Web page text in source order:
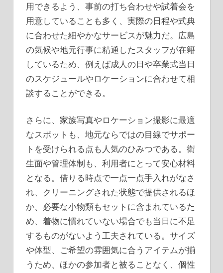
用できるよう、事前の打ち合わせや試着会を
用意していることも多く、実際の日程や式典
に合わせた細やかなサービスが魅力だ。広島
の気候や地元行事に精通したスタッフが在籍
しているため、例えば成人の日や卒業式当日
のスケジュールやロケーションに合わせて相
談することができる。
さらに、家族写真やロケーション撮影に最適
なスポットも、地元ならではの目線でサポー
トを受けられる点も人気のひみつである。衛
生面や管理体制も、利用者にとって安心材料
となる。借りる時点で一点一点手入れがなさ
れ、クリーニングされた状態で提供されるほ
か、必要な小物類もセットに含まれているた
め、着物に慣れていない場合でも当日に不足
するものがないよう工夫されている。サイズ
や体型、ご希望の雰囲気に合うアイテムが揃
うため、ほかの参加者と被ることなく、個性